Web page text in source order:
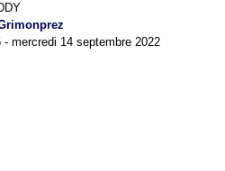
- mercredi 14 septembre 2022